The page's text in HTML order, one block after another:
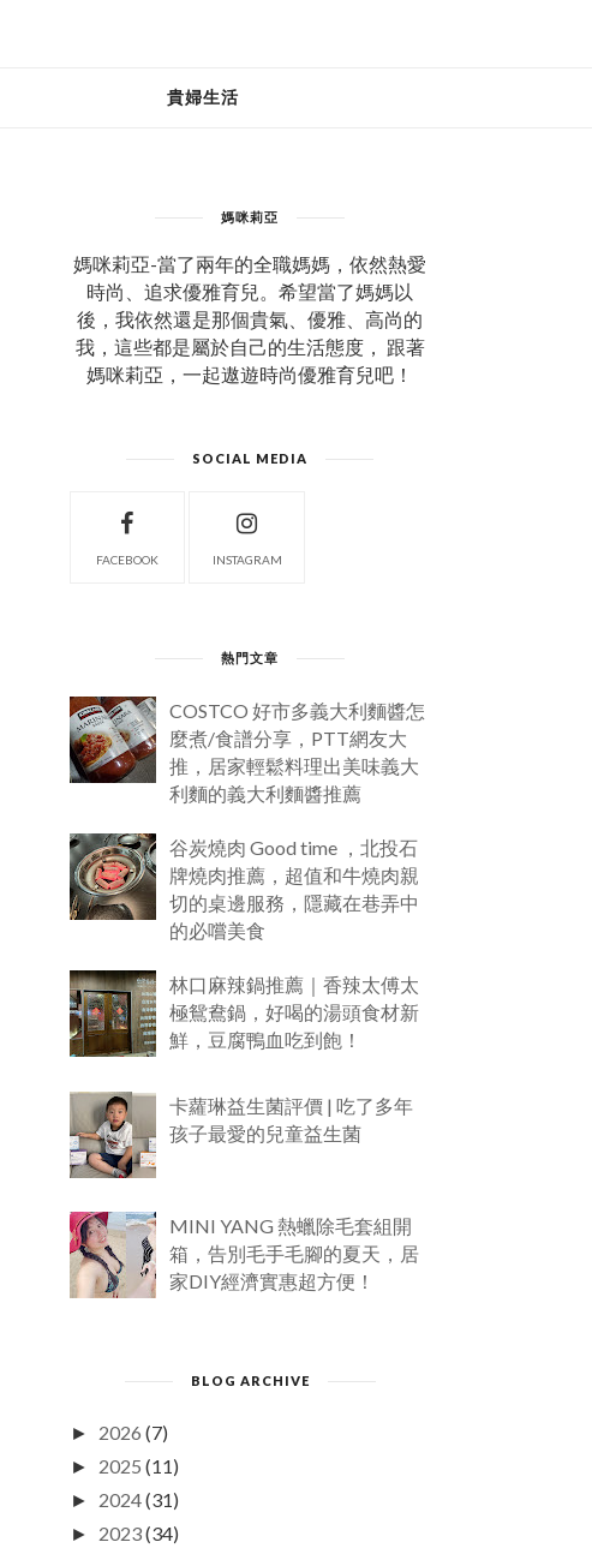
貴婦生活
媽咪莉亞
媽咪莉亞-當了兩年的全職媽媽，依然熱愛
時尚、追求優雅育兒。希望當了媽媽以
後，我依然還是那個貴氣、優雅、高尚的
我，這些都是屬於自己的生活態度， 跟著
媽咪莉亞，一起遨遊時尚優雅育兒吧！
SOCIAL MEDIA
FACEBOOK INSTAGRAM
熱門文章
COSTCO 好市多義大利麵醬怎
麼煮/食譜分享，PTT網友大
推，居家輕鬆料理出美味義大
利麵的義大利麵醬推薦
谷炭燒肉 Good time ，北投石
牌燒肉推薦，超值和牛燒肉親
切的桌邊服務，隱藏在巷弄中
的必嚐美食
林口麻辣鍋推薦｜香辣太傅太
極鴛鴦鍋，好喝的湯頭食材新
鮮，豆腐鴨血吃到飽！
卡蘿琳益生菌評價 | 吃了多年
孩子最愛的兒童益生菌
MINI YANG 熱蠟除毛套組開
箱，告別毛手毛腳的夏天，居
家DIY經濟實惠超方便！
BLOG ARCHIVE
► 2026 (7)
► 2025 (11)
► 2024(31)
► 2023(34)